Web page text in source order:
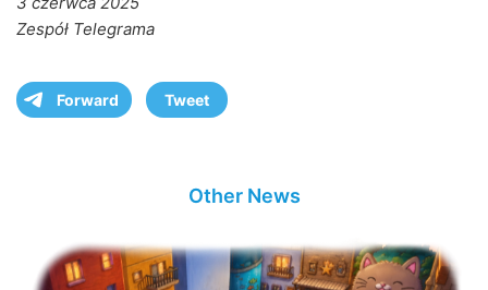
Zespół Telegrama
Forward Tweet
Other News